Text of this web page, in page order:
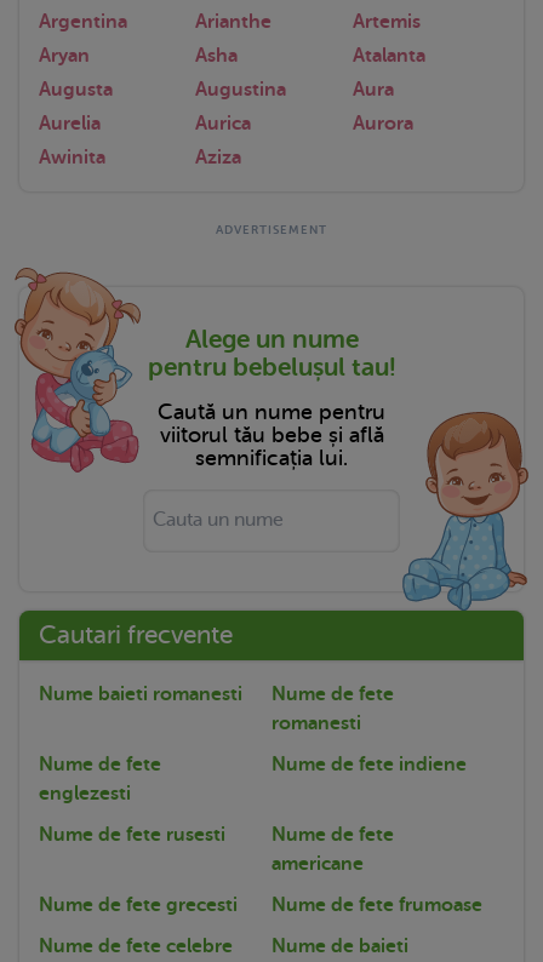
Argentina
Arianthe
Artemis
Aryan
Asha
Atalanta
Augusta
Augustina
Aura
Aurelia
Aurica
Aurora
Awinita
Aziza
Alege un nume
pentru bebelușul tau!
Caută un nume pentru
viitorul tău bebe și află
semnificația lui.
Cautari frecvente
Nume baieti romanesti
Nume de fete
romanesti
Nume de fete
englezesti
Nume de fete indiene
Nume de fete rusesti
Nume de fete
americane
Nume de fete grecesti
Nume de fete frumoase
Nume de fete celebre
Nume de baieti